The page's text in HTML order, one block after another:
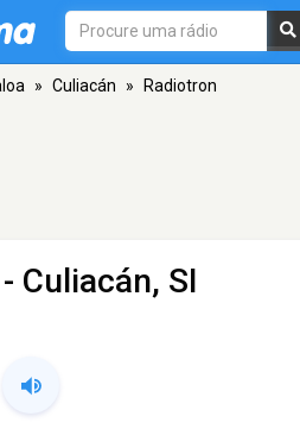
» Culiacán » Radiotron
- Culiacán, SI